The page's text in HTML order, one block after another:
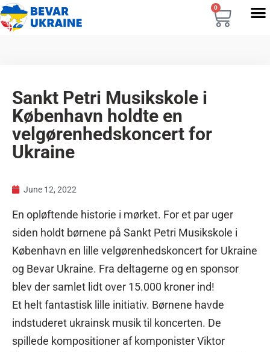
0
Sankt Petri Musikskole i
København holdte en
velgørenhedskoncert for
Ukraine
June 12, 2022
En opløftende historie i mørket. For et par uger
siden holdt børnene på Sankt Petri Musikskole i
København en lille velgørenhedskoncert for Ukraine
og Bevar Ukraine. Fra deltagerne og en sponsor
blev der samlet lidt over 15.000 kroner ind!
Et helt fantastisk lille initiativ. Børnene havde
indstuderet ukrainsk musik til koncerten. De
spillede kompositioner af komponister Viktor